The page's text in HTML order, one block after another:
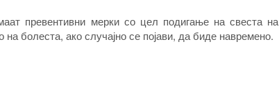
превентивни мерки со цел подигање на свеста на
болеста, ако случајно се појави, да биде навремено.